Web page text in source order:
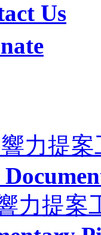
Us
力提
力提案